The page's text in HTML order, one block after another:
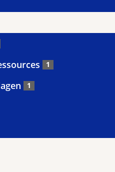
1
1